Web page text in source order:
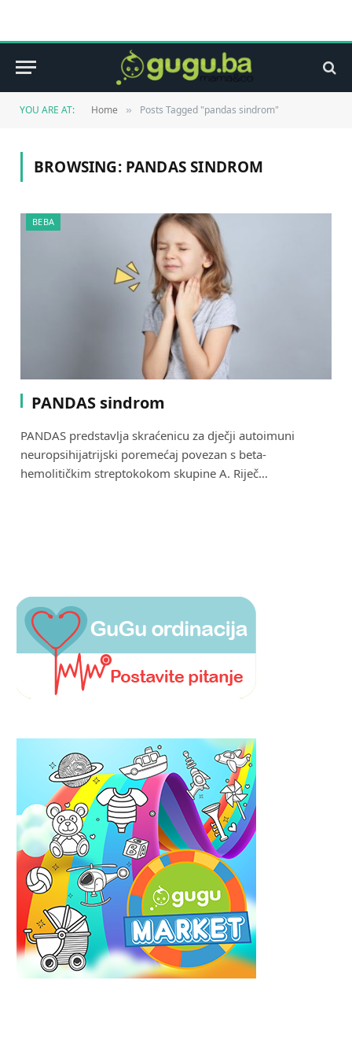
YOU ARE AT: Home » Posts Tagged "pandas sindrom"
BROWSING: PANDAS SINDROM
BEBA
PANDAS sindrom
PANDAS predstavlja skraćenicu za dječji autoimuni
neuropsihijatrijski poremećaj povezan s beta-
hemolitičkim streptokokom skupine A. Riječ…